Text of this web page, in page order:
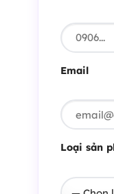
Email
Loại sản